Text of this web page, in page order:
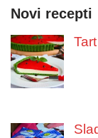
Novi recepti